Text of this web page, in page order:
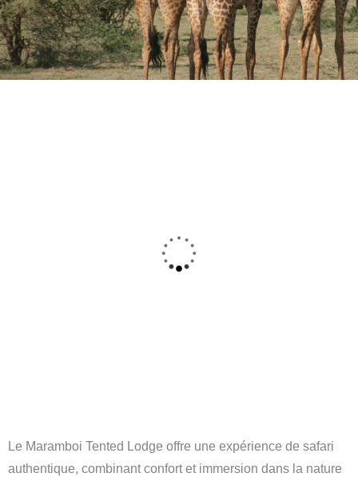
Le Maramboi Tented Lodge offre une expérience de safari
authentique, combinant confort et immersion dans la nature